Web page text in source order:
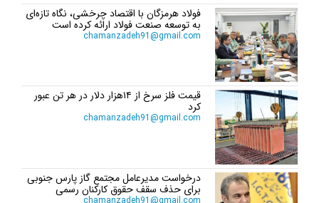
فولاد هرمزگان با اقتصاد چرخشی، نگاه تازه‌ای
به توسعه صنعت فولاد ارائه کرده است
chamanzadeh91@gmail.com
قیمت فلز سرخ از ۱۴هزار دلار در هر تن عبور
کرد
chamanzadeh91@gmail.com
درخواست مدیرعامل مجتمع گاز پارس جنوبی
برای حذف سقف حقوق کارکنان رسمی